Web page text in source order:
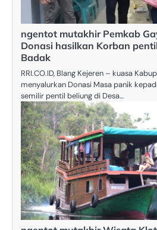
ngentot mutakhir Pemkab
Donasi hasilkan Korban
Badak
RRI.CO.ID, Blang Kejeren – kuasa
menyalurkan Donasi Masa panik
semilir pentil beliung di Desa…